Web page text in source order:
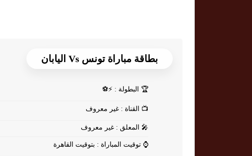
بطاقة مباراة تونس Vs اليابان
🏆 البطولة : ⚡⚽
📺 القناة : غير معروف
🎤 المعلق : غير معروف
⌚ توقيت المباراة : بتوقيت القاهرة